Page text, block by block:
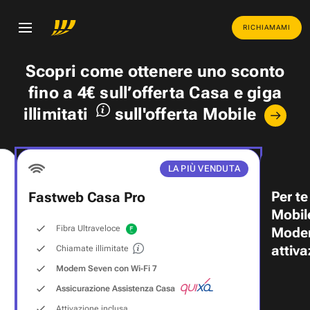
RICHIAMAMI
Scopri come ottenere uno sconto
fino a 4€ sull’offerta Casa egiga
illimitati
sull'offerta Mobile
LA PIÙ VENDUTA
Fastweb Casa Pro
Fibra Ultraveloce
Chiamate illimitate
Modem Seven con Wi‑Fi 7
Assicurazione Assistenza Casa
Per